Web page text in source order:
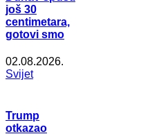
još 30
centimetara,
gotovi smo
02.08.2026.
Svijet
Trump
otkazao